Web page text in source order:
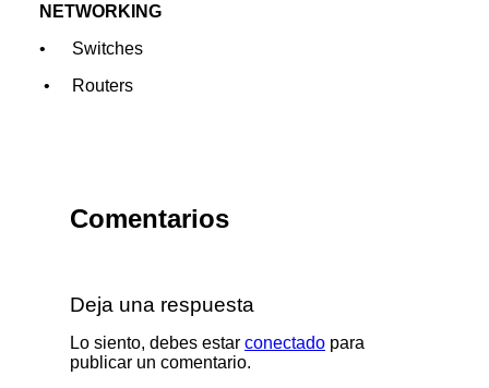
NETWORKING
• Switches
• Routers
Comentarios
Deja una respuesta
Lo siento, debes estar conectado para
publicar un comentario.